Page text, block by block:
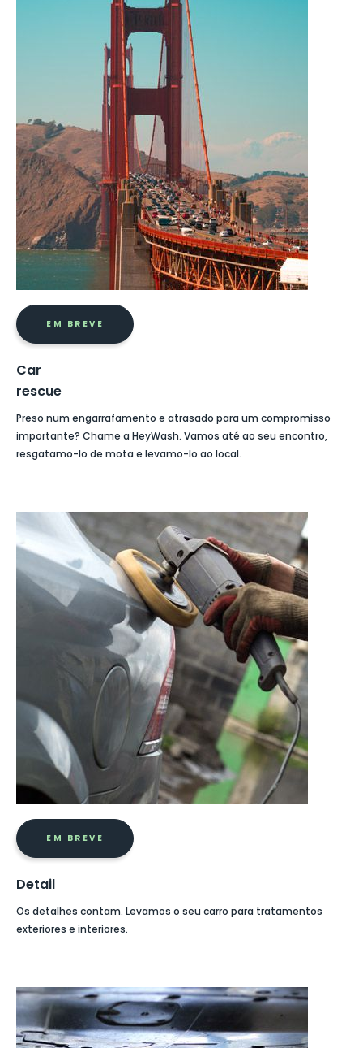
EM BREVE
Car
rescue
Preso num engarrafamento e atrasado para um compromisso
importante? Chame a HeyWash. Vamos até ao seu encontro,
resgatamo-lo de mota e levamo-lo ao local.
EM BREVE
Detail
Os detalhes contam. Levamos o seu carro para tratamentos
exteriores e interiores.